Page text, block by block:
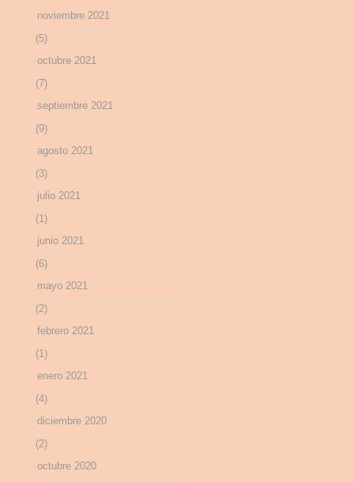
noviembre 2021
(5)
octubre 2021
(7)
septiembre 2021
(9)
agosto 2021
(3)
julio 2021
(1)
junio 2021
(6)
mayo 2021
(2)
febrero 2021
(1)
enero 2021
(4)
diciembre 2020
(2)
octubre 2020